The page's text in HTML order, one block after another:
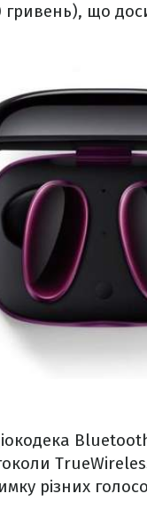
гривень), що
різних